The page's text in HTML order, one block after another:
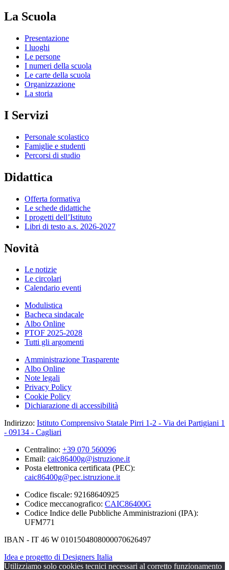
La Scuola
Presentazione
I luoghi
Le persone
I numeri della scuola
Le carte della scuola
Organizzazione
La storia
I Servizi
Personale scolastico
Famiglie e studenti
Percorsi di studio
Didattica
Offerta formativa
Le schede didattiche
I progetti dell’Istituto
Libri di testo a.s. 2026-2027
Novità
Le notizie
Le circolari
Calendario eventi
Modulistica
Bacheca sindacale
Albo Online
PTOF 2025-2028
Tutti gli argomenti
Amministrazione Trasparente
Albo Online
Note legali
Privacy Policy
Cookie Policy
Dichiarazione di accessibilità
Indirizzo: Istituto Comprensivo Statale Pirri 1-2 - Via dei Partigiani 1
- 09134 - Cagliari
Centralino: +39 070 560096
Email: caic86400g@istruzione.it
Posta elettronica certificata (PEC):
caic86400g@pec.istruzione.it
Codice fiscale: 92168640925
Codice meccanografico: CAIC86400G
Codice Indice delle Pubbliche Amministrazioni (IPA):
UFM771
IBAN - IT 46 W 0101504808000070626497
Idea e progetto di Designers Italia
Utilizziamo solo cookies tecnici necessari al corretto funzionamento